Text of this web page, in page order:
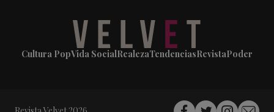
Cultura PopVida SocialRealezaTendenciasRevistaPoder